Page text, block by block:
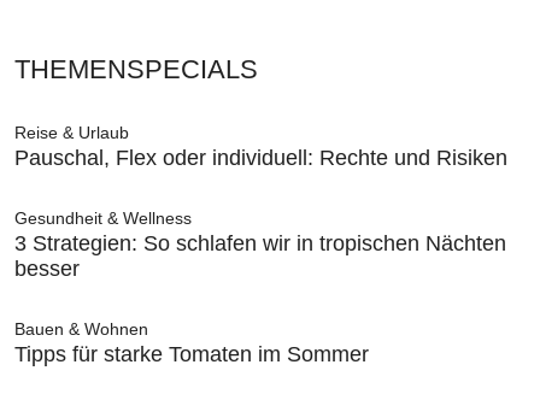
THEMENSPECIALS
Reise & Urlaub
Pauschal, Flex oder individuell: Rechte und Risiken
Gesundheit & Wellness
3 Strategien: So schlafen wir in tropischen Nächten
besser
Bauen & Wohnen
Tipps für starke Tomaten im Sommer